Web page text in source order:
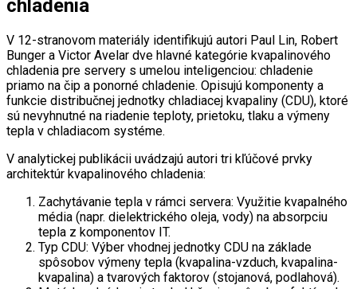
chladenia
V 12-stranovom materiály identifikujú autori Paul Lin, Robert
Bunger a Victor Avelar dve hlavné kategórie kvapalinového
chladenia pre servery s umelou inteligenciou: chladenie
priamo na čip a ponorné chladenie. Opisujú komponenty a
funkcie distribučnej jednotky chladiacej kvapaliny (CDU), ktoré
sú nevyhnutné na riadenie teploty, prietoku, tlaku a výmeny
tepla v chladiacom systéme.
V analytickej publikácii uvádzajú autori tri kľúčové prvky
architektúr kvapalinového chladenia:
Zachytávanie tepla v rámci servera: Využitie kvapalného
média (napr. dielektrického oleja, vody) na absorpciu
tepla z komponentov IT.
Typ CDU: Výber vhodnej jednotky CDU na základe
spôsobov výmeny tepla (kvapalina-vzduch, kvapalina-
kvapalina) a tvarových faktorov (stojanová, podlahová).